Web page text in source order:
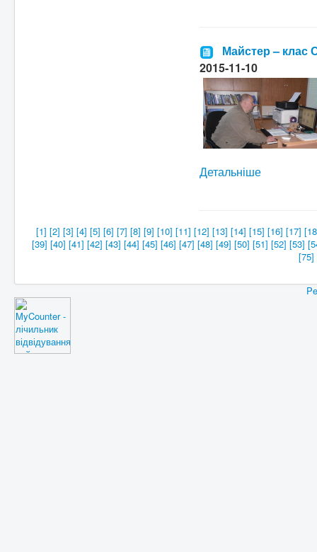
Майстер – клас
2015-11-10
Детальніше
[1] [2] [3] [4] [5] [6] [7] [8] [9] [10] [11] [12] [13] [14] [15] [16] [17]
[39] [40] [41] [42] [43] [44] [45] [46] [47] [48] [49] [50] [51] [52] [53]
[75]